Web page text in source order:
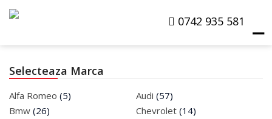
0742 935 581
☰
search
Selecteaza Marca
Alfa Romeo (5) Audi (57)
Bmw (26) Chevrolet (14)